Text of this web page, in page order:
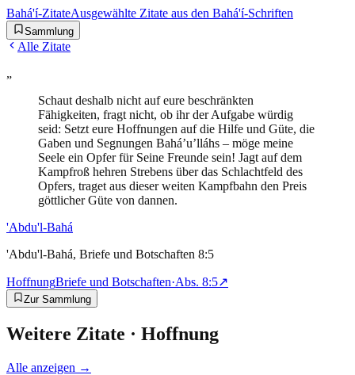
Bahá'í-ZitateAusgewählte Zitate aus den Bahá'í-Schriften
Sammlung
Alle Zitate
„
Schaut deshalb nicht auf eure beschränkten
Fähigkeiten, fragt nicht, ob ihr der Aufgabe würdig
seid: Setzt eure Hoffnungen auf die Hilfe und Güte, die
Gaben und Segnungen Bahá’u’lláhs – möge meine
Seele ein Opfer für Seine Freunde sein! Jagt auf dem
Kampfroß hehren Strebens über das Schlachtfeld des
Opfers, traget aus dieser weiten Kampfbahn den Preis
göttlicher Güte von dannen.
'Abdu'l-Bahá
'Abdu'l-Bahá, Briefe und Botschaften 8:5
HoffnungBriefe und Botschaften·Abs. 8:5↗
Zur Sammlung
Weitere Zitate · Hoffnung
Alle anzeigen →